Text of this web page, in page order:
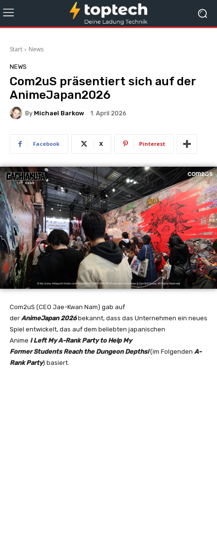
Start News
NEWS
Com2uS präsentiert sich auf der
AnimeJapan2026
By Michael Barkow 1. April 2026
Facebook X Pinterest
Com2uS (CEO Jae-Kwan Nam) gab auf
der AnimeJapan 2026bekannt, dass das Unternehmen ein neues
Spiel entwickelt, das auf dem beliebten japanischen
Anime I Left My A-Rank Party to Help My
Former Students Reach the Dungeon Depths!(im Folgenden A-
Rank Party) basiert.